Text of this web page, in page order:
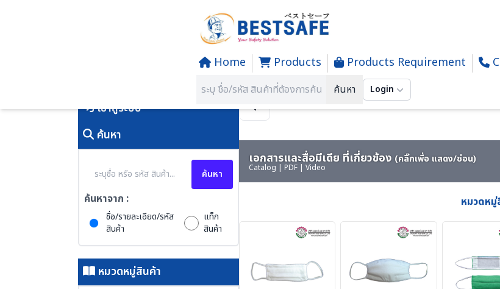
Home Products Products Requirement
ค้นหา Login
SECTION 10 STANDARD FABRIC MASK- ผ้าปิดจมูกชนิดผ้า Cotton
เข้าสู่ระบบ
ค้นหา
ค้นหา
ค้นหาจาก :
ชื่อ/รายละเอียด/รหัส
สินค้า
แท็ก
สินค้า
หมวดหมู่สินค้า
เอกสารและสื่อมีเดีย ที่เกี่ยวข้อง (คลิ๊กเพื่อ แสดง/ซ่อน)
Catalog | PDF | Video
หมวดหมู่